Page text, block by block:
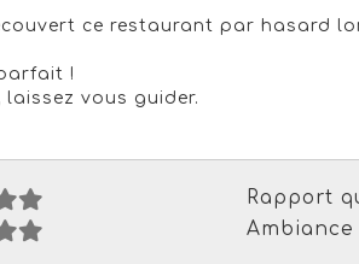
ce restaurant par hasard
!
vous guider.
Rapport
Ambiance